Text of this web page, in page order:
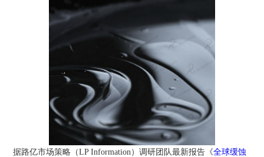
据路亿市场策略（LP Information）调研团队最新报告《全球缓蚀